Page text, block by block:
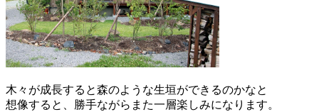
木々が成長すると森のような生垣ができるのかなと
想像すると、勝手ながらまた一層楽しみになります。